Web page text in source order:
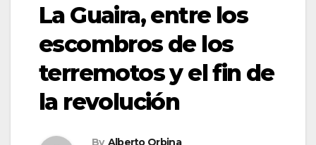
La Guaira, entre los
escombros de los
terremotos y el fin de
la revolución
By Alberto Orbina